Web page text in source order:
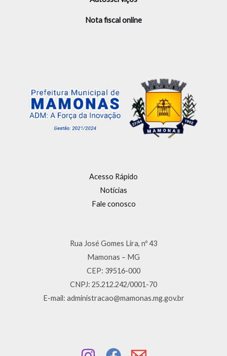
Nota fiscal online
Acesso Rápido
Notícias
Fale conosco
Rua José Gomes Lira, nº 43
Mamonas – MG
CEP: 39516-000
CNPJ: 25.212.242/0001-70
E-mail: administracao@mamonas.mg.gov.br